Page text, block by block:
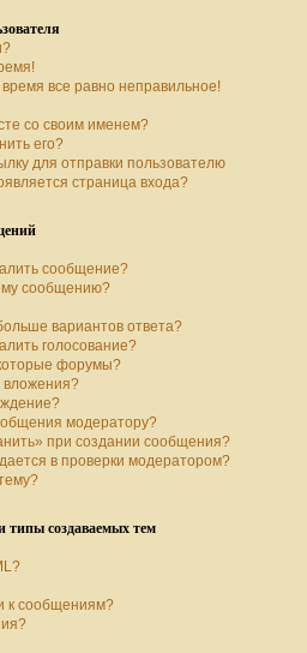
все равно неправильное!
со своим именем?
его?
для отправки пользователю
страница входа?
сообщение?
сообщению?
вариантов ответа?
голосование?
форумы?
вложения?
модератору?
при создании сообщения?
в проверки модератором?
типы создаваемых тем
к сообщениям?